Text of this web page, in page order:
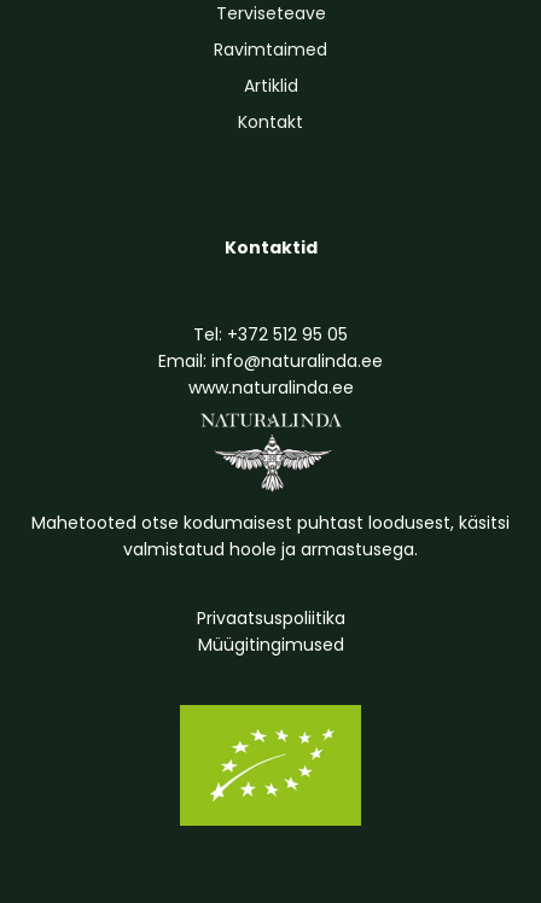
Terviseteave
Ravimtaimed
Artiklid
Kontakt
Kontaktid
Tel: +372 512 95 05
Email: info@naturalinda.ee
www.naturalinda.ee
Mahetooted otse kodumaisest puhtast loodusest, käsitsi
valmistatud hoole ja armastusega.
Privaatsuspoliitika
Müügitingimused